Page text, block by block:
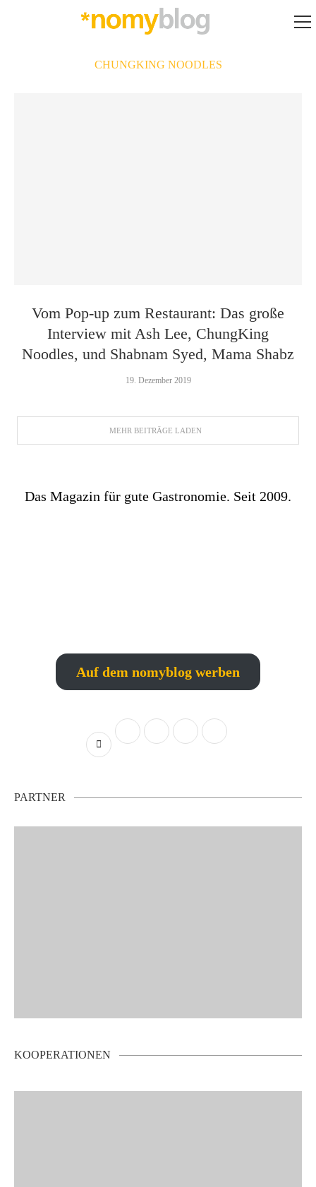
CHUNGKING NOODLES
Vom Pop-up zum Restaurant: Das große
Interview mit Ash Lee, ChungKing
Noodles, und Shabnam Syed, Mama Shabz
19. Dezember 2019
MEHR BEITRÄGE LADEN
Das Magazin für gute Gastronomie. Seit 2009.
Auf dem nomyblog werben
PARTNER
KOOPERATIONEN